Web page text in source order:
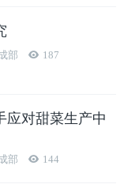
部 187
应对甜菜生产中
部 144